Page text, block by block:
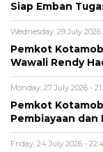
Siap Emban
Wednesday, 29 July 2026
Pemkot
Wawali Rendy
Monday, 27 July 2026 -
Pemkot
Pembiayaan dan
Friday, 24 July 2026 -